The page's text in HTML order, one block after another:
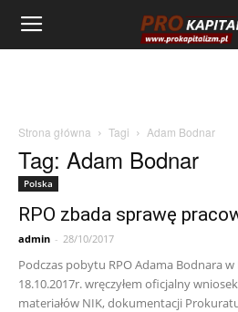
Strona główna Tagi Adam Bodnar
Tag: Adam Bodnar
Polska
RPO zbada sprawę
admin - 28/10/2017
Podczas pobytu RPO Adama Bodnara w
18.10.2017r. wręczyłem oficjalny
materiałów NIK, dokumentacji